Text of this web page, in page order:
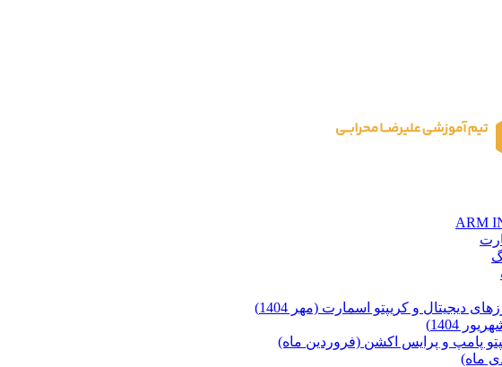
و کریپتو اسمارت (مهر 1404)
1404)
پامپ و پرایس اکشن (فروردین ماه)
ماه)